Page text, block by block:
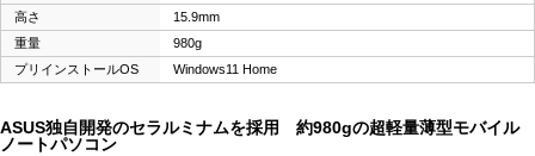
高さ
15.9mm
重量
980g
プリインストールOS
Windows11 Home
ASUS独自開発のセラルミナムを採用 約980gの超軽量薄型モバイル
ノートパソコン